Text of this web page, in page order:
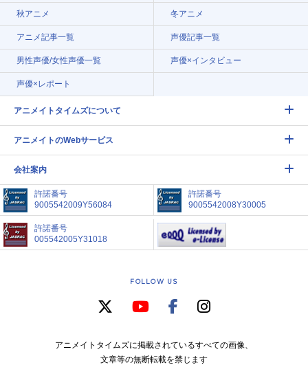
秋アニメ 冬アニメ
アニメ記事一覧 声優記事一覧
男性声優/女性声優一覧 声優×インタビュー
声優×レポート
アニメイトタイムズについて
アニメイトのWebサービス
会社案内
許諾番号
9005542009Y56084
許諾番号
9005542008Y30005
許諾番号
005542005Y31018
FOLLOW US
アニメイトタイムズに掲載されているすべての画像、
文章等の無断転載を禁じます